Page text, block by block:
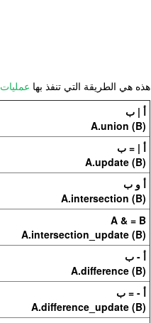
هذه هي الطريقة التي تنفذ بها عمليات
أ | ب
A.union (B)
أ | = ب
A.update (B)
أ و ب
A.intersection (B)
A & = B
A.intersection_update (B)
أ - ب
A.difference (B)
أ - = ب
A.difference_update (B)